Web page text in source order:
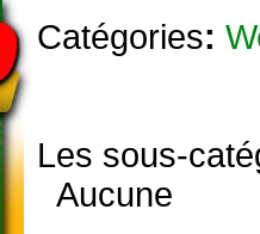
Catégories:
Les sous-
Aucune